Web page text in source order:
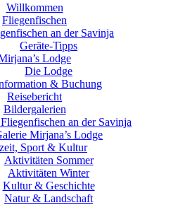
Willkommen
Fliegenfischen
an der Savinja
Geräte-Tipps
Lodge
Die Lodge
& Buchung
Reisebericht
Bildergalerien
an der Savinja
Mirjana’s Lodge
Sport & Kultur
Aktivitäten Sommer
Aktivitäten Winter
Kultur & Geschichte
Natur & Landschaft